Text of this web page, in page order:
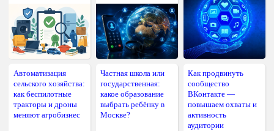
Автоматизация
сельского хозяйства:
как беспилотные
тракторы и дроны
меняют агробизнес
Частная школа или
государственная:
какое образование
выбрать ребёнку в
Москве?
Как продвинуть
сообщество
ВКонтакте —
повышаем охваты и
активность
аудитории